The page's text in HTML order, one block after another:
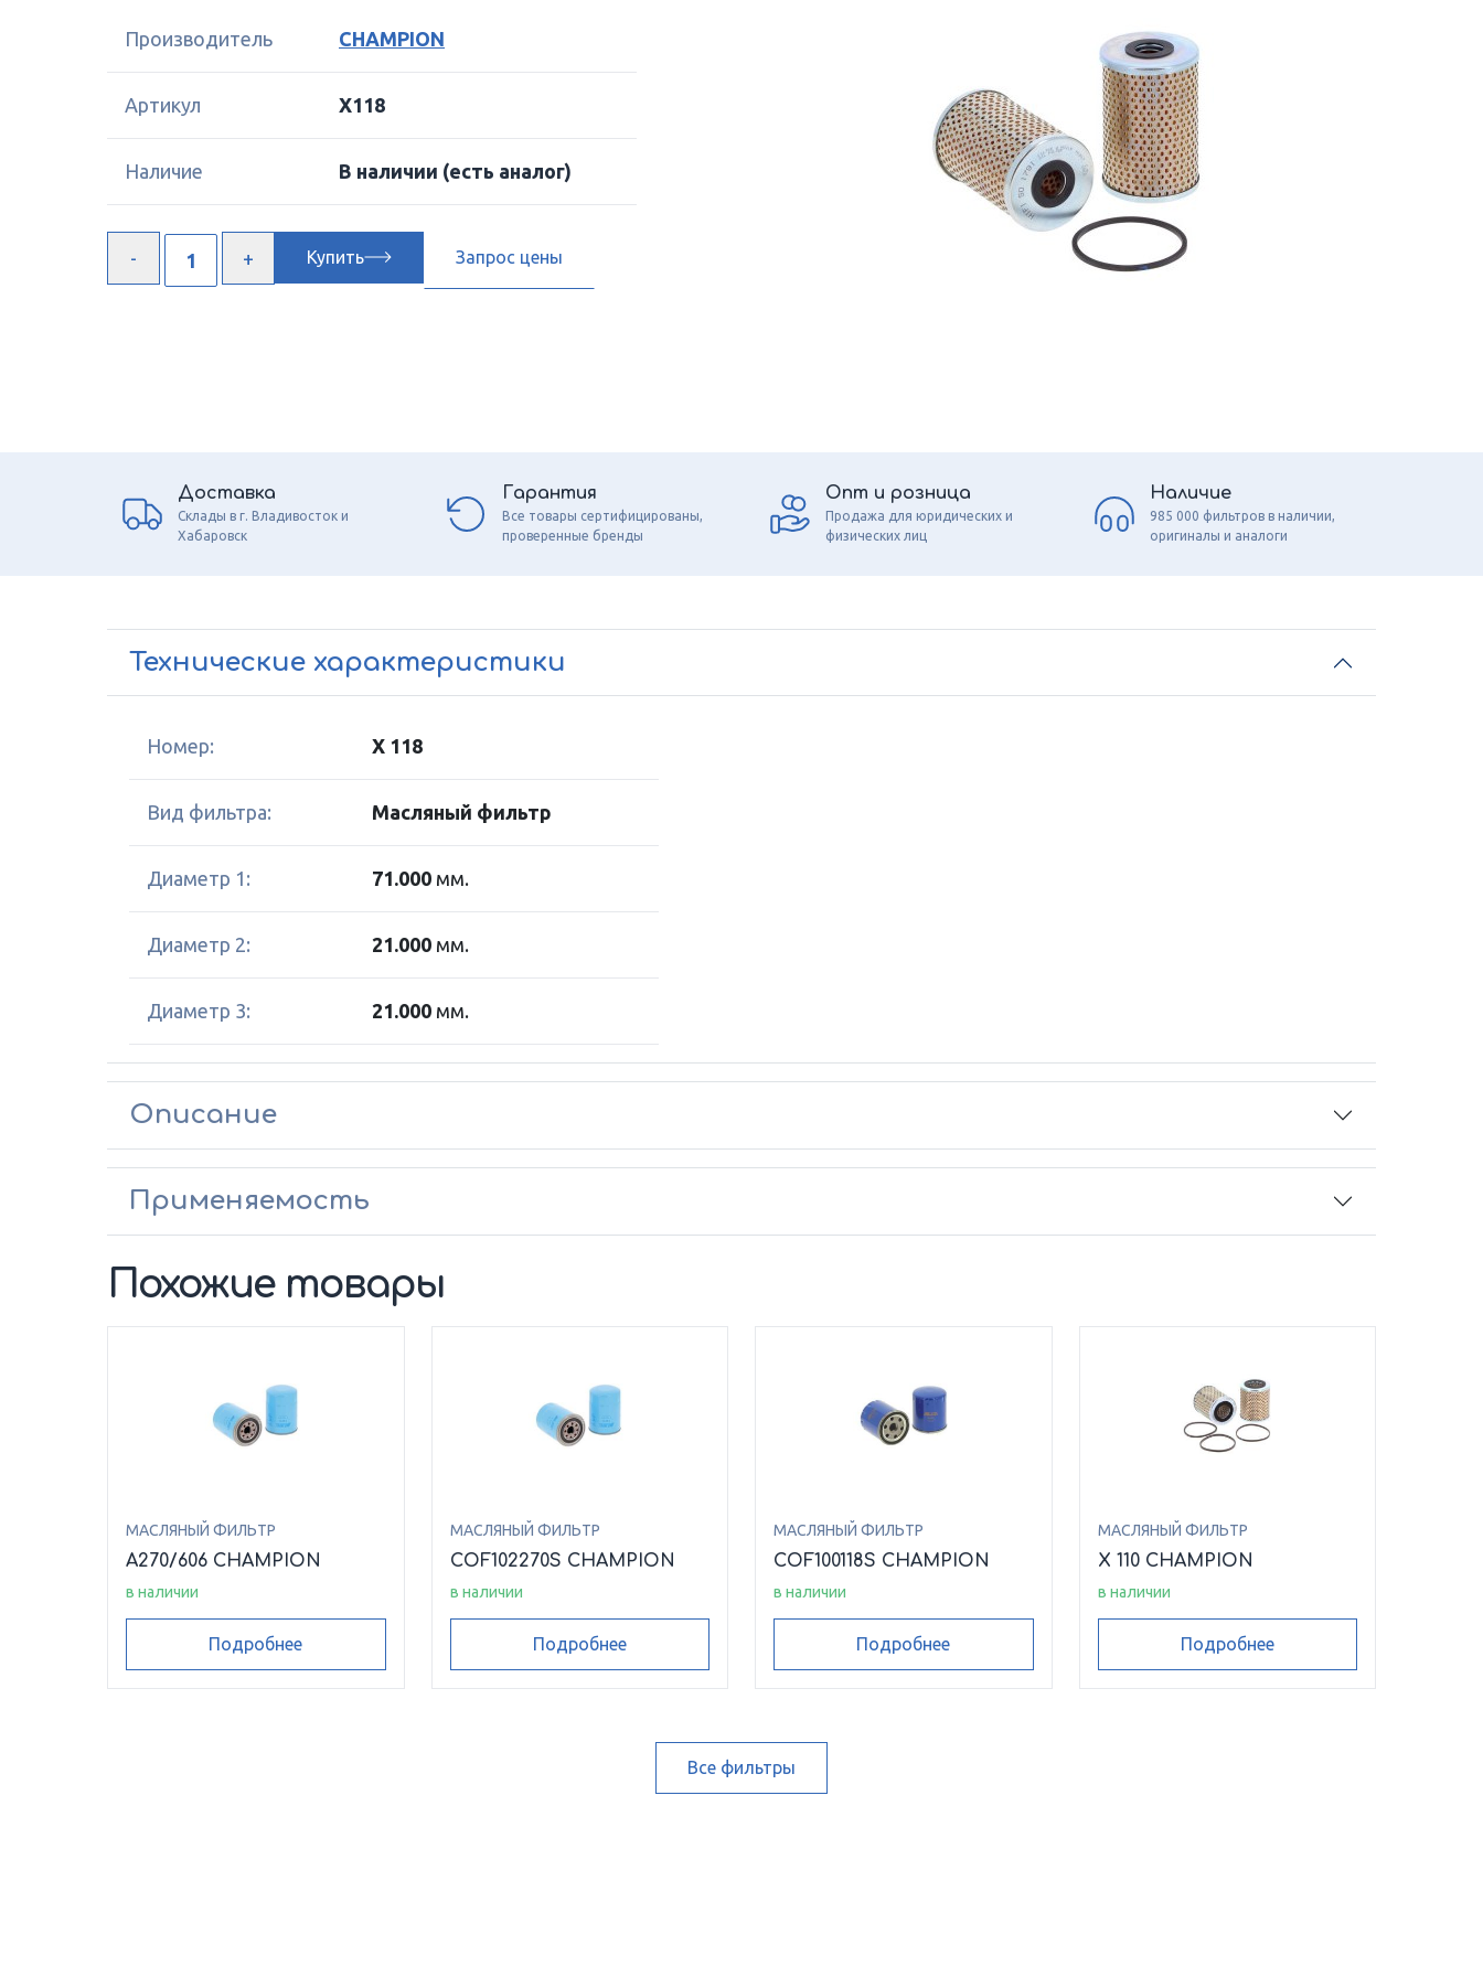
Производитель CHAMPION
Артикул X118
Наличие В наличии (есть аналог)
Купить Запрос цены
Доставка
Склады в г. Владивосток и
Хабаровск
Гарантия
Все товары сертифицированы,
проверенные бренды
Опт и розница
Продажа для юридических и
физических лиц
Наличие
985 000 фильтров в наличии,
оригиналы и аналоги
Технические характеристики
Номер: X 118
Вид фильтра: Масляный фильтр
Диаметр 1: 71.000 мм.
Диаметр 2: 21.000 мм.
Диаметр 3: 21.000 мм.
Описание
Применяемость
Похожие товары
МАСЛЯНЫЙ ФИЛЬТР
A270/606 CHAMPION
в наличии
Подробнее
МАСЛЯНЫЙ ФИЛЬТР
COF102270S CHAMPION
в наличии
Подробнее
МАСЛЯНЫЙ ФИЛЬТР
COF100118S CHAMPION
в наличии
Подробнее
МАСЛЯНЫЙ ФИЛЬТР
X 110 CHAMPION
в наличии
Подробнее
Все фильтры